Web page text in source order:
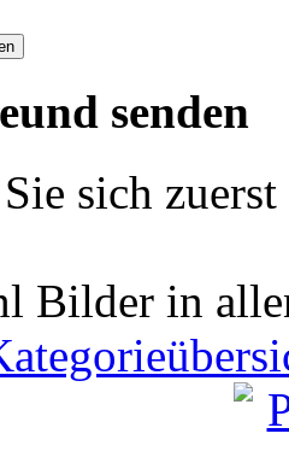
senden
sich
Bilder in